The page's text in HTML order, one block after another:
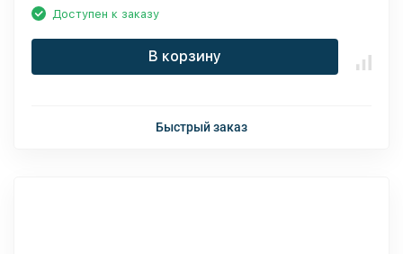
Доступен к заказу
В корзину
Быстрый заказ